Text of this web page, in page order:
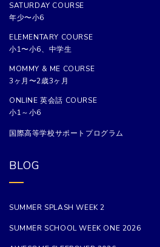
SATURDAY COURSE
年少〜小6
ELEMENTARY COURSE
小1〜小6、中学生
MOMMY & ME COURSE
3ヶ月〜2歳3ヶ月
ONLINE 英会話 COURSE
小1～小6
国際高等学校サポートプログラム
BLOG
SUMMER SPLASH WEEK 2
SUMMER SCHOOL WEEK ONE 2026